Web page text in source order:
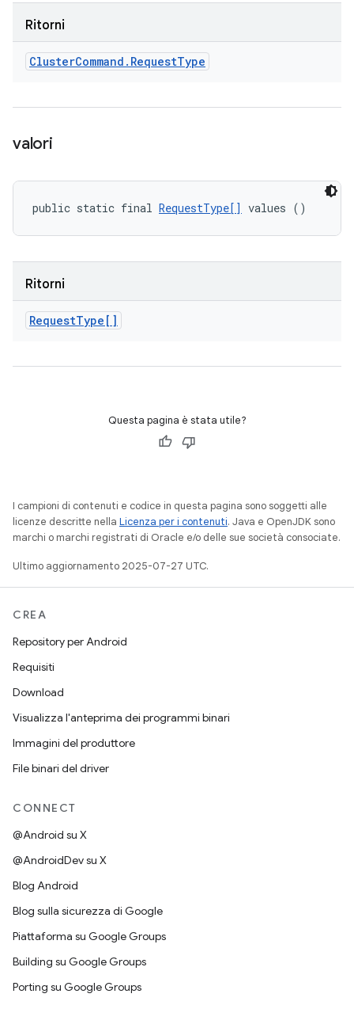
Ritorni
ClusterCommand . RequestType
valori
public static final RequestType[] values ()
Ritorni
RequestType[]
Questa pagina è stata utile?
I campioni di contenuti e codice in questa pagina sono soggetti alle
licenze descritte nella Licenza per i contenuti. Java e OpenJDK sono
marchi o marchi registrati di Oracle e/o delle sue società consociate.
Ultimo aggiornamento 2025-07-27 UTC.
CREA
Repository per Android
Requisiti
Download
Visualizza l'anteprima dei programmi binari
Immagini del produttore
File binari del driver
CONNECT
@Android su X
@AndroidDev su X
Blog Android
Blog sulla sicurezza di Google
Piattaforma su Google Groups
Building su Google Groups
Porting su Google Groups